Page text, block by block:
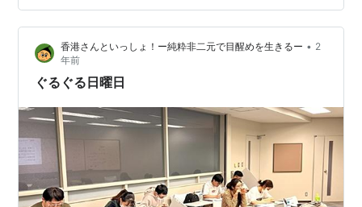
０００円を払い、 わざわざ夏休みに出てきて追試を受け
るのだから、 １回で終わらせた方がお得でラクなはずな
のだが…。 でもまあ、自分も大学生の頃は、こんなんだ
ったなあ。 恋や、ファッションや、夜遊び（昭和の）に
夢中で、 勉強なんかそっち…
香港さんといっしょ！ー純粋非二元で目醒めを生きるー • 2
年前
ぐるぐる日曜日